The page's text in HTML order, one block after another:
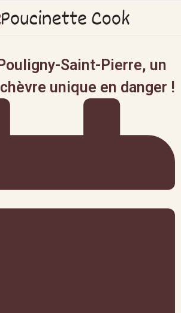
Saint-Pierre, un
unique en danger !